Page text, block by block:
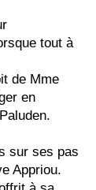
tout à
de Mme
en
sur ses pas
Appriou.